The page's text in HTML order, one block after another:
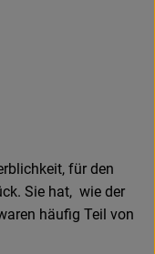
für den
Sie hat, wie der
häufig Teil von